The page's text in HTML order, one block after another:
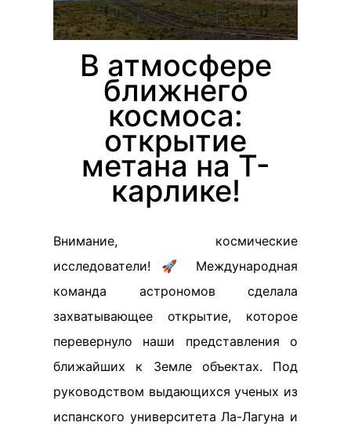
В атмосфере
ближнего
космоса:
открытие
метана на Т-
карлике!
Внимание, космические
исследователи! 🚀 Международная
команда астрономов сделала
захватывающее открытие, которое
перевернуло наши представления о
ближайших к Земле объектах. Под
руководством выдающихся ученых из
испанского университета Ла-Лагуна и